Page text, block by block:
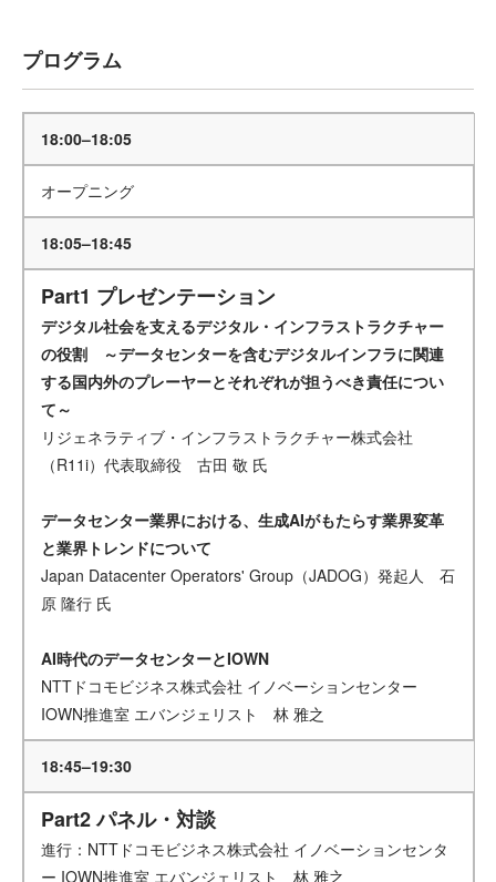
プログラム
18:00–18:05
オープニング
18:05–18:45
Part1 プレゼンテーション
デジタル社会を支えるデジタル・インフラストラクチャー
の役割 ～データセンターを含むデジタルインフラに関連
する国内外のプレーヤーとそれぞれが担うべき責任につい
て～
リジェネラティブ・インフラストラクチャー株式会社
（R11i）代表取締役 古田 敬 氏
データセンター業界における、生成AIがもたらす業界変革
と業界トレンドについて
Japan Datacenter Operators' Group（JADOG）発起人 石
原 隆行 氏
AI時代のデータセンターとIOWN
NTTドコモビジネス株式会社 イノベーションセンター
IOWN推進室 エバンジェリスト 林 雅之
18:45–19:30
Part2 パネル・対談
進行：NTTドコモビジネス株式会社 イノベーションセンタ
ー IOWN推進室 エバンジェリスト 林 雅之